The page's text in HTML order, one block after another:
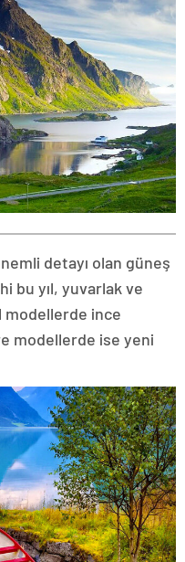
detayı olan güneş
bu yıl, yuvarlak ve
modellerde ince
modellerde ise yeni